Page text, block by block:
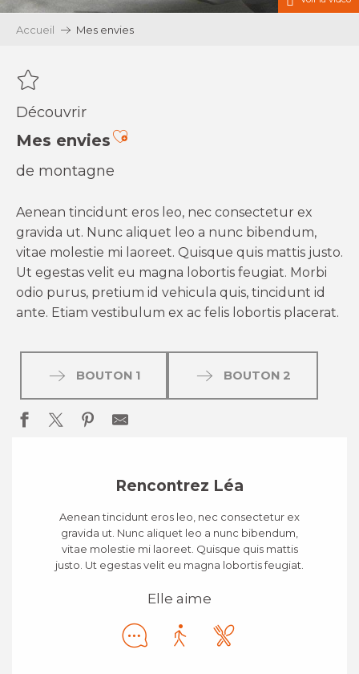
Accueil Mes envies
Découvrir
Mes enviesAjouter aux favoris
de montagne
Aenean tincidunt eros leo, nec consectetur ex
gravida ut. Nunc aliquet leo a nunc bibendum,
vitae molestie mi laoreet. Quisque quis mattis justo.
Ut egestas velit eu magna lobortis feugiat. Morbi
odio purus, pretium id vehicula quis, tincidunt id
ante. Etiam vestibulum ex ac felis lobortis placerat.
BOUTON 1 BOUTON 2
Rencontrez Léa
Aenean tincidunt eros leo, nec consectetur ex
gravida ut. Nunc aliquet leo a nunc bibendum,
vitae molestie mi laoreet. Quisque quis mattis
justo. Ut egestas velit eu magna lobortis feugiat.
Elle aime